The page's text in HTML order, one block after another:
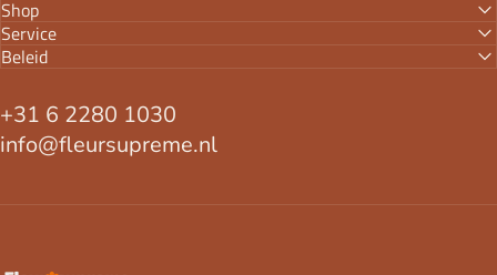
Shop
Service
Beleid
+31 6 2280 1030
info@fleursupreme.nl